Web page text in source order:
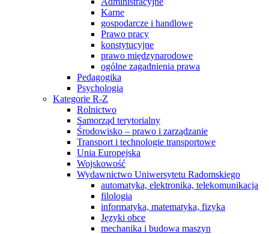
Karne
gospodarcze i handlowe
Prawo pracy
konstytucyjne
prawo międzynarodowe
ogólne zagadnienia prawa
Pedagogika
Psychologia
Kategorie R-Z
Rolnictwo
Samorząd terytorialny
Środowisko – prawo i zarządzanie
Transport i technologie transportowe
Unia Europejska
Wojskowość
Wydawnictwo Uniwersytetu Radomskiego
automatyka, elektronika, telekomunikacja
filologia
informatyka, matematyka, fizyka
Języki obce
mechanika i budowa maszyn